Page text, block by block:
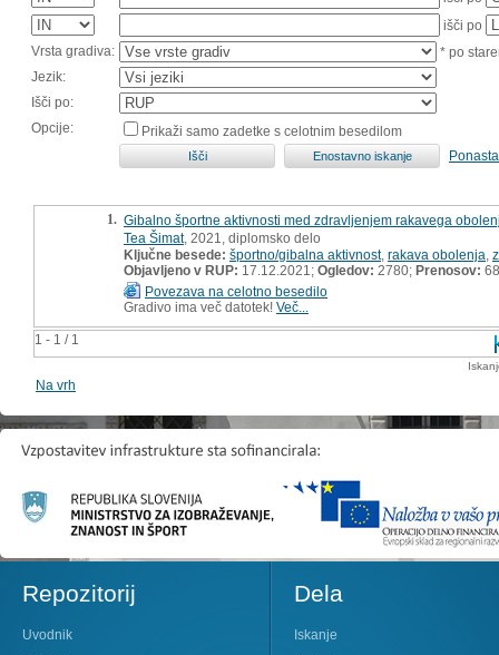
išči po
Vrsta gradiva:
* po
Jezik:
Išči po:
Opcije:
Prikaži samo zadetke s celotnim besedilom
1 - 1 / 1
1. Gibalno športne aktivnosti med zdravljenjem rakavega
Tea Šimat, 2021, diplomsko delo
Ključne besede: športno/gibalna aktivnost, rakava obolenja
Objavljeno v RUP: 17.12.2021; Ogledov: 2780; Prenosov: 68
Povezava na celotno besedilo
Gradivo ima več datotek! Več...
Na vrh
Repozitorij
Uvodnik
Dela
Iskanje